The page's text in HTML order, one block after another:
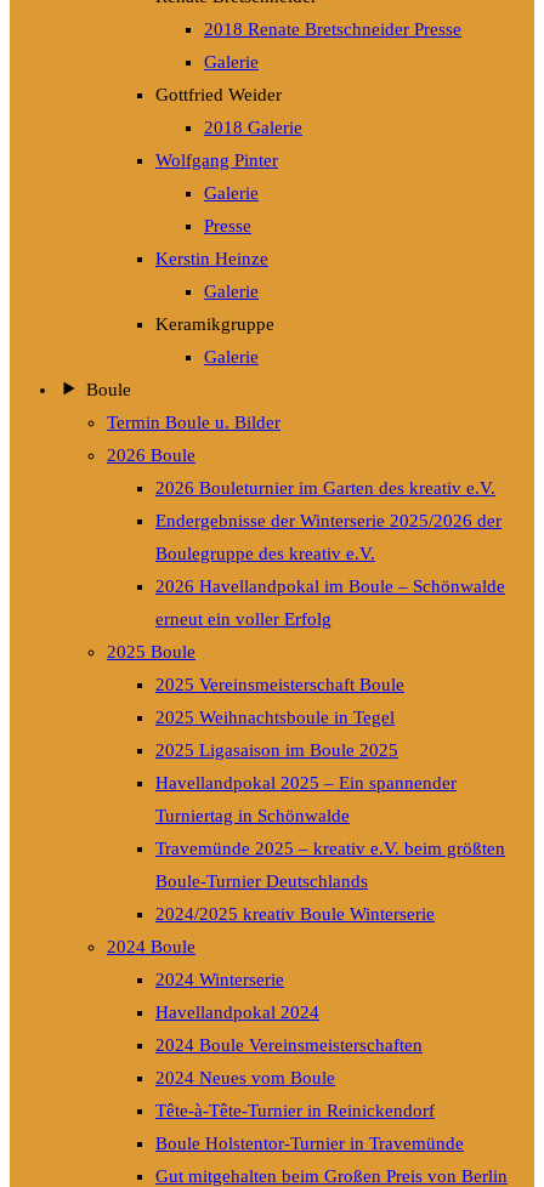
2018 Renate Bretschneider Presse
Galerie
Gottfried Weider
2018 Galerie
Wolfgang Pinter
Galerie
Presse
Kerstin Heinze
Galerie
Keramikgruppe
Galerie
Boule
Termin Boule u. Bilder
2026 Boule
2026 Bouleturnier im Garten des kreativ e.V.
Endergebnisse der Winterserie 2025/2026 der
Boulegruppe des kreativ e.V.
2026 Havellandpokal im Boule – Schönwalde
erneut ein voller Erfolg
2025 Boule
2025 Vereinsmeisterschaft Boule
2025 Weihnachtsboule in Tegel
2025 Ligasaison im Boule 2025
Havellandpokal 2025 – Ein spannender
Turniertag in Schönwalde
Travemünde 2025 – kreativ e.V. beim größten
Boule-Turnier Deutschlands
2024/2025 kreativ Boule Winterserie
2024 Boule
2024 Winterserie
Havellandpokal 2024
2024 Boule Vereinsmeisterschaften
2024 Neues vom Boule
Tête-à-Tête-Turnier in Reinickendorf
Boule Holstentor-Turnier in Travemünde
Gut mitgehalten beim Großen Preis von Berlin